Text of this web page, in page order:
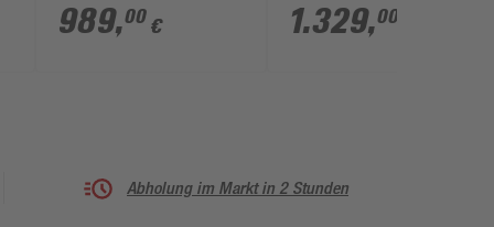
mattschwarz 90 x 90
x 200 cm
989,00 €
mattschwarz 100 x
100 x 200 cm
1.329,00
Abholung im Markt in 2 Stunden